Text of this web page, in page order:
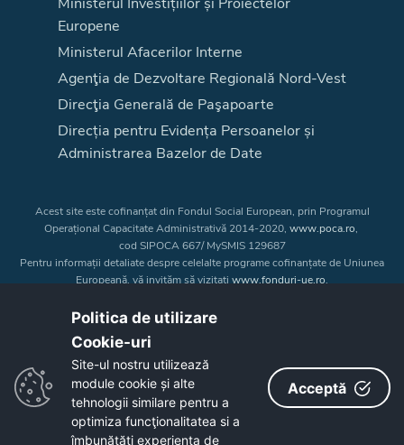
Europene
Ministerul Afacerilor Interne
Agenţia de Dezvoltare Regională Nord-Vest
Direcţia Generală de Paşapoarte
Direcția pentru Evidența Persoanelor și
Administrarea Bazelor de Date
Acest site este cofinanțat din Fondul Social European, prin Programul
Operațional Capacitate Administrativă 2014-2020, www.poca.ro,
cod SIPOCA 667/ MySMIS 129687
Pentru informații detaliate despre celelalte programe cofinanțate de Uniunea
Europeană, vă invităm să vizitați www.fonduri-ue.ro.
a Uniunii Europene. Întreaga responsabilitate asupra
Copyright © 2026 - Consiliul Judeţean Bistrița-Năsăud
Politica de utilizare
Cookie-uri‎
Site-ul nostru utilizează
module cookie și alte
tehnologii similare pentru a
optimiza funcţionalitatea si a
îmbunătăţi experienţa de
Acceptă